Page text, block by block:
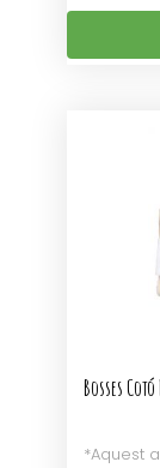
Bosses
*Aquest